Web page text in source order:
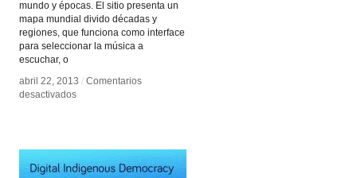
mundo y épocas. El sitio presenta un
mapa mundial divido décadas y
regiones, que funciona como interface
para seleccionar la música a
escuchar, o
abril 22, 2013 / Comentarios
desactivadosen
abril 22, 2013 / Comentarios
desactivadosen